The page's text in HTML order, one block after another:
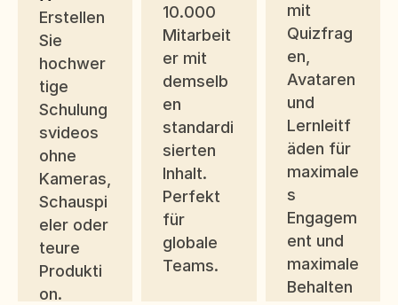
Erstellen
Sie
hochwer
tige
Schulung
svideos
ohne
Kameras,
Schauspi
eler oder
teure
Produkti
on.
10.000
Mitarbeit
er mit
demselb
en
standardi
sierten
Inhalt.
Perfekt
für
globale
Teams.
mit
Quizfrag
en,
Avataren
und
Lernleitf
äden für
maximale
s
Engagem
ent und
maximale
Behalten